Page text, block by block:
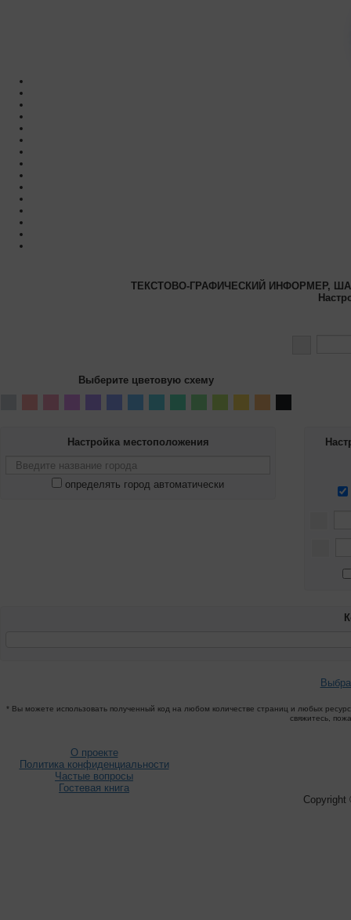
ТЕКСТОВО-ГРАФИЧЕСКИЙ ИНФОРМЕР,
Выберите цветовую схему
Настройка местоположения
определять город автоматически
* Вы можете использовать полученный код на любом количестве страниц и любых
свяжитесь,
О проекте
Политика конфиденциальности
Частые вопросы
Гостевая книга
Copyright